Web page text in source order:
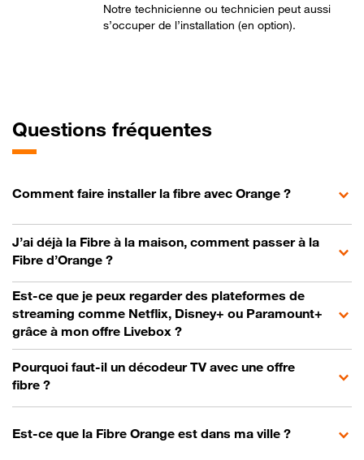
Notre technicienne ou technicien peut aussi
s’occuper de l’installation (en option).
Questions fréquentes
Comment faire installer la fibre avec Orange ?
J’ai déjà la Fibre à la maison, comment passer à la
Fibre d’Orange ?
Est-ce que je peux regarder des plateformes de
streaming comme Netflix, Disney+ ou Paramount+
grâce à mon offre Livebox ?
Pourquoi faut-il un décodeur TV avec une offre
fibre ?
Est-ce que la Fibre Orange est dans ma ville ?